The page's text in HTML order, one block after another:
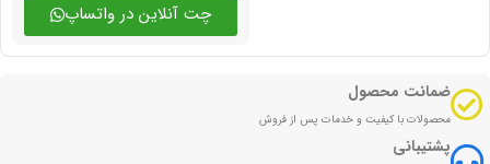
چت آنلاین در واتساپ
ضمانت محصول
محصولات با کیفیت و خدمات پس از فروش
پشتیبانی